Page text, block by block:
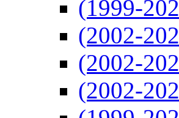
(1999-
(2002-
(2002-
(2002-